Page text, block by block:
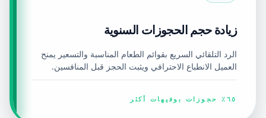
زيادة حجم الحجوزات السنوية
الرد التلقائي السريع بقوائم الطعام المناسبة والتسعير يمنح
العميل الانطباع الاحترافي ويثبت الحجز قبل المنافسين.
٦٥٪ حجوزات بوفيهات أكثر